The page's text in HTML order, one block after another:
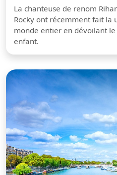
La chanteuse de renom
Rocky ont récemment fait la
monde entier en dévoilant
enfant.